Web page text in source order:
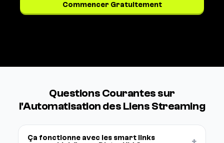
Commencer Gratuitement
Questions Courantes sur
l'Automatisation des Liens Streaming
Ça fonctionne avec les smart links